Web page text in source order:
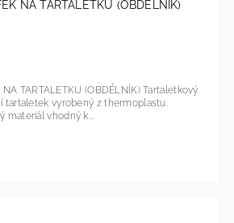
NA TARTALETKU (OBDÉLNÍK)
(OBDÉLNÍK) Tartaletkový
tartaletek vyrobený z thermoplastu.
materiál vhodný k...